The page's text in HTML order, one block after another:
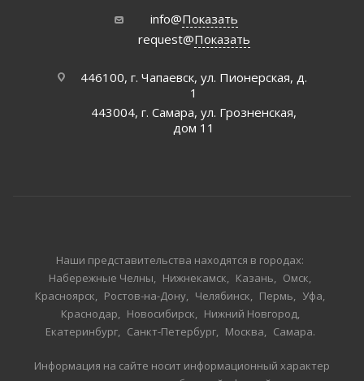
info@Показать
request@Показать
446100, г. Чапаевск, ул. Пионерская, д.
1
443004, г. Самара, ул. Грозненская,
дом 11
Наши представительства находятся в городах:
Набережные Челны
Нижнекамск Казань
Омск
Красноярск
Ростов-на-Дону Челябинск Пермь
Уфа
Краснодар
Новосибирск
Нижний Новгород
Екатеринбург
Санкт-Петербург Москва Самара
Информация на сайте носит информационный характер